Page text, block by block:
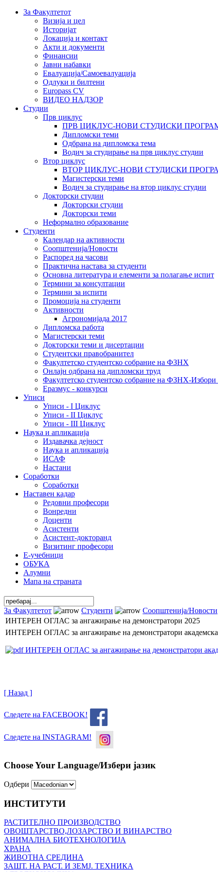
За Факултетот
Визија и цел
Историјат
Локација и контакт
Акти и документи
Финансии
Јавни набавки
Евалуација/Самоевалуација
Одлуки и билтени
Europass CV
ВИДЕО НАДЗОР
Студии
Прв циклус
ПРВ ЦИКЛУС-НОВИ СТУДИСКИ
Дипломски теми
Одбрана на дипломска тема
Водич за студирање на прв циклус студии
Втор циклус
ВТОР ЦИКЛУС-НОВИ СТУДИСКИ
Магистерски теми
Водич за студирање на втор циклус студии
Докторски студии
Докторски студии
Докторски теми
Неформално образование
Студенти
Календар на активности
Соопштенија/Новости
Распоред на часови
Практична настава за студенти
Основна литература и елементи за полагање испит
Термини за консултации
Термини за испити
Промоција на студенти
Активности
Агрономијада 2017
Дипломска работа
Магистерски теми
Докторски теми и дисертации
Студентски правобранител
Факултетско студентско собрание на ФЗНХ
Онлајн одбрана на дипломски труд
Факултетско студентско собрание на ФЗНХ-
Еразмус - конкурси
Уписи
Уписи - I Циклус
Уписи - II Циклус
Уписи - III Циклус
Наука и апликација
Издавачка дејност
Наука и апликација
ИСАФ
Настани
Соработки
Соработки
Наставен кадар
Редовни професори
Вонредни
Доценти
Асистенти
Асистент-докторанд
Визитинг професори
Е-учебници
ОБУКА
Алумни
Мапа на страната
За Факултетот Студенти Соопштенија/Новости
ИНТЕРЕН ОГЛАС за ангажирање на демонстратори 2025
ИНТЕРЕН ОГЛАС за ангажирање на демонстратори академска
ИНТЕРЕН ОГЛАС за ангажирање на демонстратори
[ Назад ]
Следете на FACEBOOK!
Следете на INSTAGRAM!
Choose Your Language/Избери јазик
Одбери
ИНСТИТУТИ
РАСТИТЕЛНО ПРОИЗВОДСТВО
ОВОШТАРСТВО,ЛОЗАРСТВО И ВИНАРСТВО
АНИМАЛНА БИОТЕХНОЛОГИЈА
ХРАНА
ЖИВОТНА СРЕДИНА
ЗАШТ. НА РАСТ. И ЗЕМЈ. ТЕХНИКА